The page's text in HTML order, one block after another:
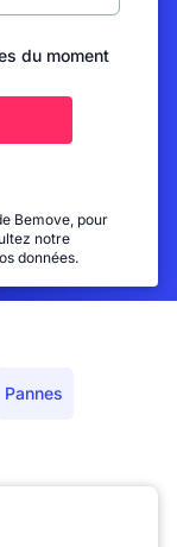
du moment
Bemove, pour
notre
données.
Pannes